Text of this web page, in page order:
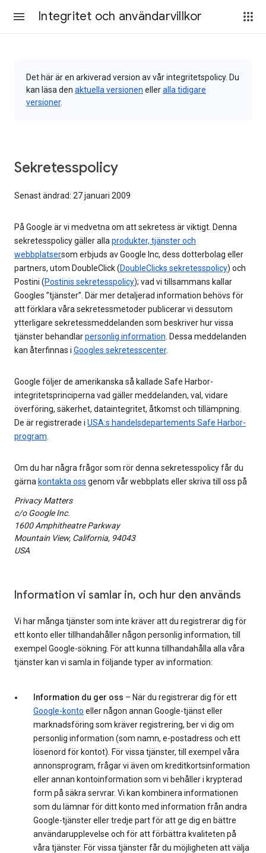
Integritet och användarvillkor
Det här är en arkiverad version av vår integritetspolicy. Du
kan läsa den aktuella versionen elleralla tidigare
versioner.
Sekretesspolicy
Senast ändrad: 27 januari 2009
På Google är vi medvetna om att sekretess är viktigt. Denna
sekretesspolicy gäller alla produkter, tjänster och
webbplatsersom erbjuds av Google Inc, dess dotterbolag eller
partners, utom DoubleClick (DoubleClicks sekretesspolicy) och
Postini (Postinis sekretesspolicy); vad vi tillsammans kallar
Googles ”tjänster”. Där mer detaljerad information behövs för
att förklara våra sekretessmetoder publicerar vi dessutom
ytterligare sekretessmeddelanden som beskriver hur vissa
tjänster behandlarpersonlig information . Dessa meddelanden
kan återfinnas i Googles sekretesscenter.
Google följer de amerikanska så kallade Safe Harbor-
integritetsprinciperna vad gäller meddelanden, val, vidare
överföring, säkerhet, dataintegritet, åtkomst och tillämpning.
De är registrerade i USA:s handelsdepartements Safe Harbor-
program
Om du har några frågor som rör denna sekretesspolicy får du
gärna kontakta oss genom vår webbplats eller skriva till oss på
Privacy Matters
c/o Google Inc.
1600 Amphitheatre Parkway
Mountain View, California, 94043
USA
Information vi samlar in, och hur den används
Vi har många tjänster som inte kräver att du registrerar dig för
ett konto eller tillhandahåller någon personlig information, till
exempel Google-sökning. För att kunna tillhandahålla alla våra
tjänster kan vi samla in följande typer av information:
Information du ger oss – När du registrerar dig för ett
Google-konto eller någon annan Google-tjänst eller
marknadsföring som kräver registrering, ber vi dig om
personlig information (som namn, e-postadress och ett
lösenord för kontot). För vissa tjänster, till exempel våra
annonsprogram, frågar vi även om kreditkortsinformation
eller annan kontoinformation som vi behåller i krypterad
form på säkra servrar. Vi kan kombinera informationen
som du lämnar för ditt konto med information från andra
Google-tjänster eller tredje part för att ge dig en bättre
användarupplevelse och för att förbättra kvaliteten på
våra tjänster. För vissa tjänster får du möjligheten att välja